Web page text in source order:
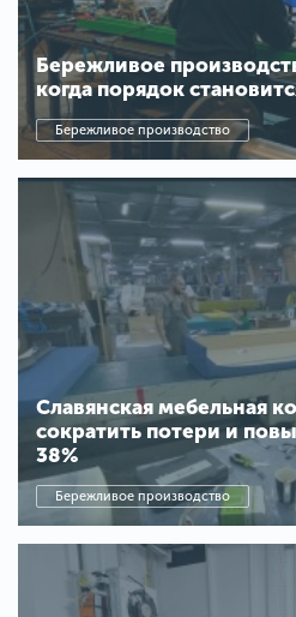
Бережливое
когда порядок
Бережливое производство
Славянская мебельная
сократить потери и
38%
Бережливое производство